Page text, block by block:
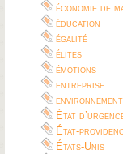
économie de
éducation
égalité
élites
émotions
entreprise
environnement
État
État-
États-Unis